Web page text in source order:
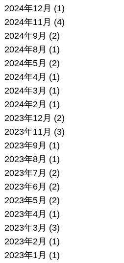
2024年12月 (1)
2024年11月 (4)
2024年9月 (2)
2024年8月 (1)
2024年5月 (2)
2024年4月 (1)
2024年3月 (1)
2024年2月 (1)
2023年12月 (2)
2023年11月 (3)
2023年9月 (1)
2023年8月 (1)
2023年7月 (2)
2023年6月 (2)
2023年5月 (2)
2023年4月 (1)
2023年3月 (3)
2023年2月 (1)
2023年1月 (1)